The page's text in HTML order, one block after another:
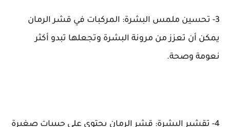
3- تحسين ملمس البشرة: المركبات في قشر الرمان
يمكن أن تعزز من مرونة البشرة وتجعلها تبدو أكثر
نعومة وصحة.
4- تقشير البشرة: قشر الرمان يحتوي على حبيبات صغيرة